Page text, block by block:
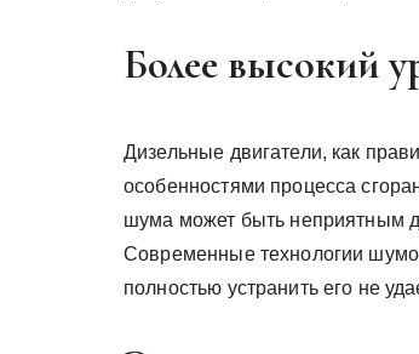
Более высокий
Дизельные двигатели, как
особенностями процесса
шума может быть неприятным
Современные технологии
полностью устранить его не